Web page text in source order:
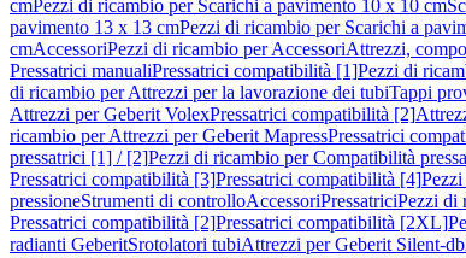
cmPezzi di ricambio per Scarichi a pavimento 10 x 10 cm
pavimento 13 x 13 cmPezzi di ricambio per Scarichi a
cmAccessoriPezzi di ricambio per AccessoriAttrezzi,
Pressatrici manualiPressatrici compatibilità [1]Pezzi di
di ricambio per Attrezzi per la lavorazione dei tubiTappi
Attrezzi per Geberit VolexPressatrici compatibilità [2]
ricambio per Attrezzi per Geberit MapressPressatrici
pressatrici [1] / [2]Pezzi di ricambio per Compatibilità
Pressatrici compatibilità [3]Pressatrici compatibilità [4]
pressioneStrumenti di controlloAccessoriPressatriciPezzi di
Pressatrici compatibilità [2]Pressatrici compatibilità [2XL]
radianti GeberitSrotolatori tubiAttrezzi per Geberit Silent-